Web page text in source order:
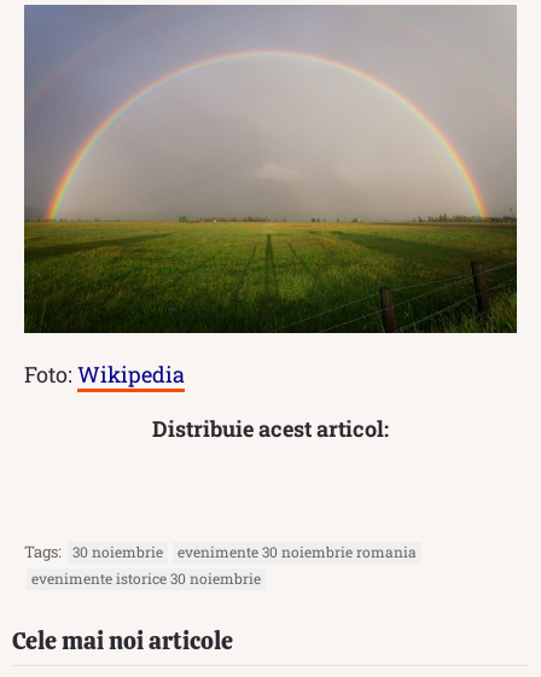
Foto: Wikipedia
Distribuie acest articol:
Tags: 30 noiembrie
evenimente 30 noiembrie romania
evenimente istorice 30 noiembrie
Cele mai noi articole